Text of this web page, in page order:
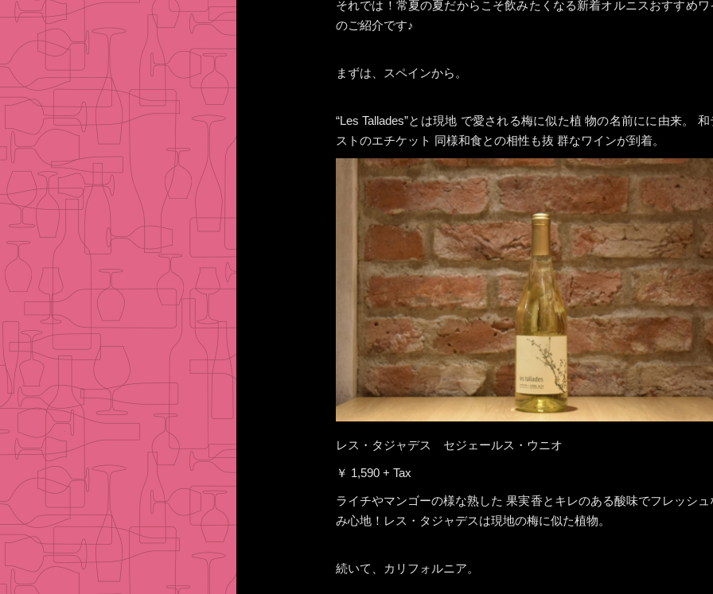
それでは！常夏の夏だからこそ飲みたくなる新着オルニスおすすめワ
のご紹介です♪
まずは、スペインから。
“Les Tallades”とは現地 で愛される梅に似た植 物の名前にに由来。 和
ストのエチケット 同様和食との相性も抜 群なワインが到着。
レス・タジャデス セジェールス・ウニオ
￥ 1,590 + Tax
ライチやマンゴーの様な熟した 果実香とキレのある酸味でフレッシュ
み心地！レス・タジャデスは現地の梅に似た植物。
続いて、カリフォルニア。